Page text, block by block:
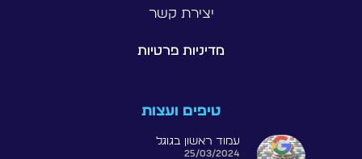
יצירת קשר
מדיניות פרטיות
טיפים ועצות
עמוד ראשון בגוגל
25/03/2024